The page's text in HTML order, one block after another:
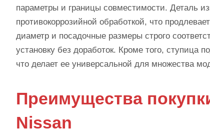
параметры и границы совместимости. Деталь
противокоррозийной обработкой, что
диаметр и посадочные размеры строго
установку без доработок. Кроме того, ступица
что делает ее универсальной для множества
Преимущества
Nissan